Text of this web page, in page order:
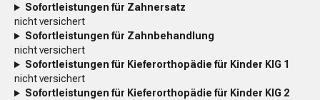
Sofortleistungen für Zahnersatz
nicht versichert
Sofortleistungen für Zahnbehandlung
nicht versichert
Sofortleistungen für Kieferorthopädie für Kinder KIG 1
nicht versichert
Sofortleistungen für Kieferorthopädie für Kinder KIG 2